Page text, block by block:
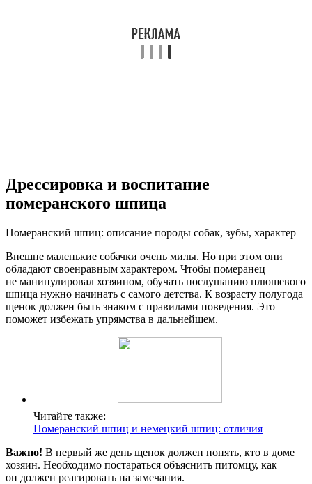
Дрессировка и воспитание
померанского шпица
Померанский шпиц: описание породы собак, зубы, характер
Внешне маленькие собачки очень милы. Но при этом они
обладают своенравным характером. Чтобы померанец
не манипулировал хозяином, обучать послушанию плюшевого
шпица нужно начинать с самого детства. К возрасту полугода
щенок должен быть знаком с правилами поведения. Это
поможет избежать упрямства в дальнейшем.
Читайте также:
Померанский шпиц и немецкий шпиц: отличия
Важно! В первый же день щенок должен понять, кто в доме
хозяин. Необходимо постараться объяснить питомцу, как
он должен реагировать на замечания.